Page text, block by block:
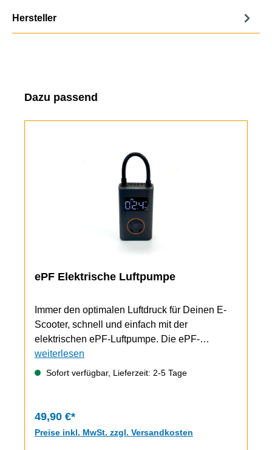
Hersteller
Produktgalerie überspringen
Dazu passend
ePF Elektrische Luftpumpe
Immer den optimalen Luftdruck für Deinen E-
Scooter, schnell und einfach mit der
elektrischen ePF-Luftpumpe. Die ePF-
Luftpumpe lässt sich besonders leicht und
einfach an das Ventil Deines ePF E-
gewünschten Luftdruck
weiterlesen
Sofort verfügbar, Lieferzeit: 2-5 Tage
49,90 €*
Preise inkl. MwSt. zzgl. Versandkosten